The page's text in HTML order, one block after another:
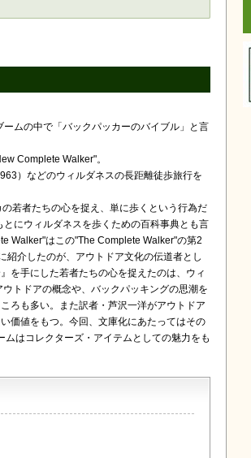
ムの中で「バックパッカーのバイブル」と言
Complete Walker"。
）などのウィルダネスの長距離徒歩旅行を
若者たちの心を捉え、単に歩くという行為だ
にウィルダネスを歩くための百科事典とも言
Walker"はこの"The Complete Walker"の第2
介したのが、アウトドア文化の伝道者とし
を手にした若者たちの心を捉えたのは、ウィ
トドアの概念や、バックパッキングの思潮を
ろも多い。また訳者・芦沢一洋がアウトドア
価値をもつ。今回、文庫化にあたってはその
はコレクターズ・アイテムとしての魅力をも